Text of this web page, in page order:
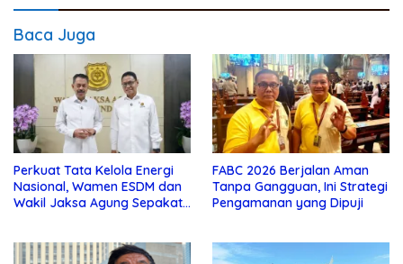
Baca Juga
Perkuat Tata Kelola Energi
Nasional, Wamen ESDM dan
Wakil Jaksa Agung Sepakat
FABC 2026 Berjalan Aman
Tanpa Gangguan, Ini Strategi
Pengamanan yang Dipuji